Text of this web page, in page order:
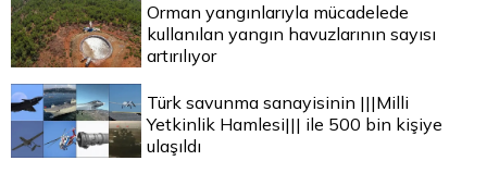
Orman yangınlarıyla mücadelede
kullanılan yangın havuzlarının sayısı
artırılıyor
Türk savunma sanayisinin |||Milli
Yetkinlik Hamlesi||| ile 500 bin kişiye
ulaşıldı